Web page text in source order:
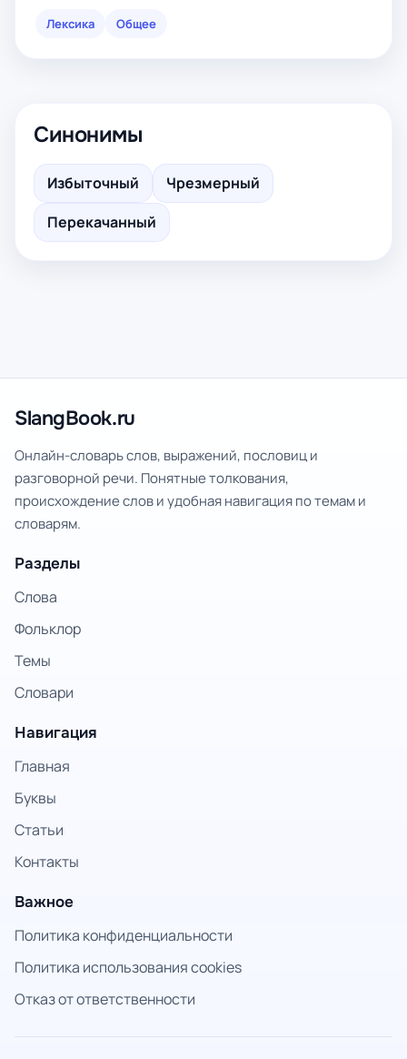
Лексика Общее
Синонимы
Избыточный
Чрезмерный
Перекачанный
SlangBook.ru
Онлайн-словарь слов, выражений, пословиц и
разговорной речи. Понятные толкования,
происхождение слов и удобная навигация по темам и
словарям.
Разделы
Слова
Фольклор
Темы
Словари
Навигация
Главная
Буквы
Статьи
Контакты
Важное
Политика конфиденциальности
Политика использования cookies
Отказ от ответственности